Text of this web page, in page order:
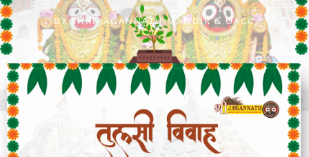
BYSHRI JAGANNATH MANDIR & OACC